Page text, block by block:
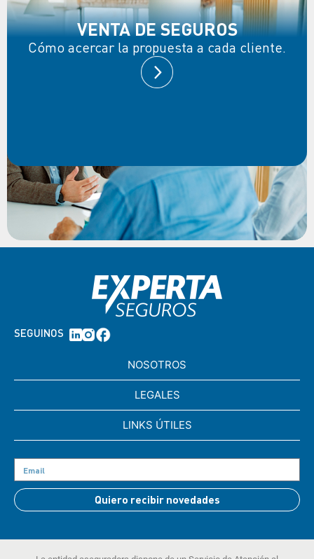
VENTA DE SEGUROS
Cómo acercar la propuesta a cada cliente.
SEGUINOS
NOSOTROS
LEGALES
LINKS ÚTILES
Quiero recibir novedades